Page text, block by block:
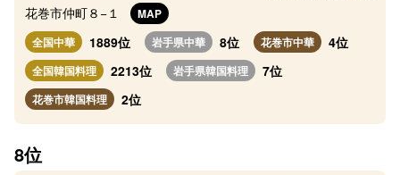
花巻市仲町８−１
MAP
全国中華
1889位 岩手県中華 8位 花巻市中華 4位
全国韓国料理 2213位 岩手県韓国料理 7位
花巻市韓国料理 2位
8位